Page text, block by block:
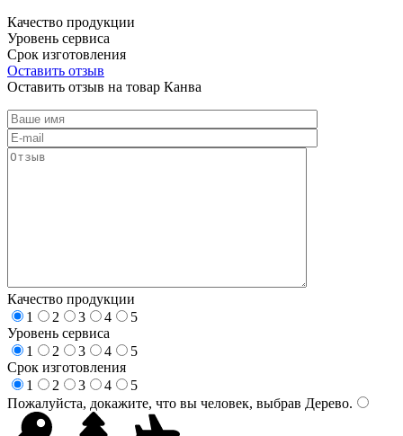
Качество продукции
Уровень сервиса
Срок изготовления
Оставить отзыв
Оставить отзыв на товар Канва
Качество продукции
1
2 3 4
5
Уровень сервиса
1
2 3 4
5
Срок изготовления
1
2 3 4
5
Пожалуйста, докажите, что вы человек, выбрав Дерево.